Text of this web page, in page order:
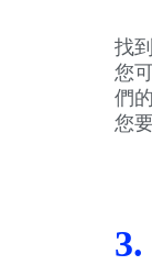
找
您
們
您
3.